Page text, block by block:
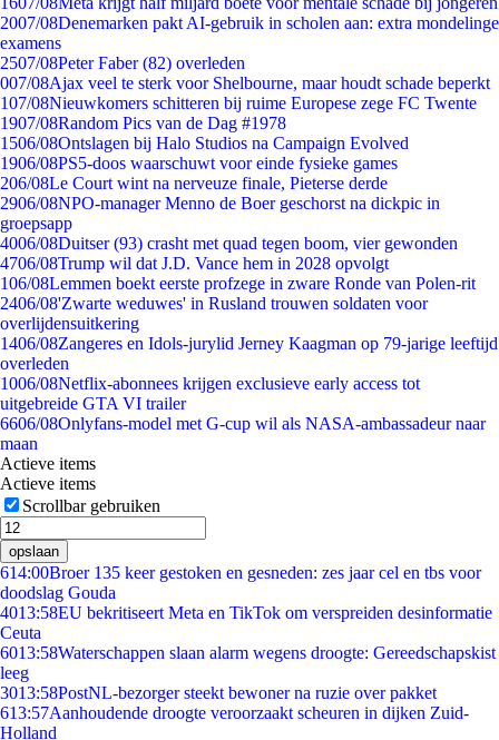
2007/08Denemarken pakt AI-gebruik in scholen aan: extra mondelinge
examens
2507/08Peter Faber (82) overleden
007/08Ajax veel te sterk voor Shelbourne, maar houdt schade beperkt
107/08Nieuwkomers schitteren bij ruime Europese zege FC Twente
1907/08Random Pics van de Dag #1978
1506/08Ontslagen bij Halo Studios na Campaign Evolved
1906/08PS5-doos waarschuwt voor einde fysieke games
206/08Le Court wint na nerveuze finale, Pieterse derde
2906/08NPO-manager Menno de Boer geschorst na dickpic in
groepsapp
4006/08Duitser (93) crasht met quad tegen boom, vier gewonden
4706/08Trump wil dat J.D. Vance hem in 2028 opvolgt
106/08Lemmen boekt eerste profzege in zware Ronde van Polen-rit
2406/08'Zwarte weduwes' in Rusland trouwen soldaten voor
overlijdensuitkering
1406/08Zangeres en Idols-jurylid Jerney Kaagman op 79-jarige leeftijd
overleden
1006/08Netflix-abonnees krijgen exclusieve early access tot
uitgebreide GTA VI trailer
6606/08Onlyfans-model met G-cup wil als NASA-ambassadeur naar
maan
Actieve items
Actieve items
Scrollbar gebruiken
opslaan
614:00Broer 135 keer gestoken en gesneden: zes jaar cel en tbs voor
doodslag Gouda
4013:58EU bekritiseert Meta en TikTok om verspreiden desinformatie
Ceuta
6013:58Waterschappen slaan alarm wegens droogte: Gereedschapskist
leeg
3013:58PostNL-bezorger steekt bewoner na ruzie over pakket
613:57Aanhoudende droogte veroorzaakt scheuren in dijken Zuid-
Holland